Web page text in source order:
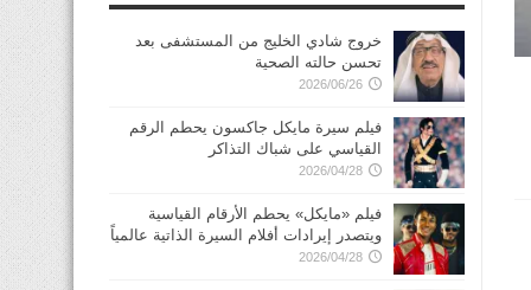
خروج شادي الخليج من المستشفى بعد
تحسن حالته الصحية
2026/06/26
فيلم سيرة مايكل جاكسون يحطم الرقم
القياسي على شباك التذاكر
2026/04/28
فيلم «مايكل» يحطم الأرقام القياسية
ويتصدر إيرادات أفلام السيرة الذاتية عالمياً
2026/04/28